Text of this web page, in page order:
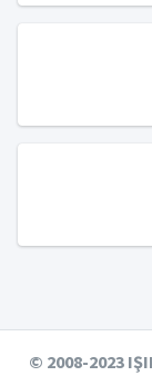
© 2008-2023